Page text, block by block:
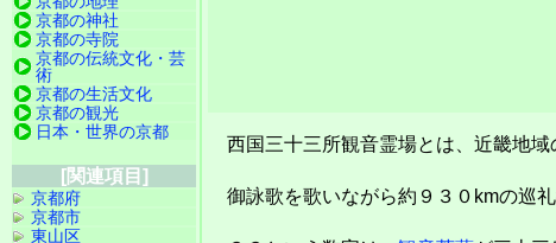
西国三十三所観音霊場とは、近畿地域
御詠歌を歌いながら約９３０kmの巡
京都の神社
京都の寺院
京都の伝統文化・芸
術
京都の生活文化
京都の観光
日本・世界の京都
[関連項目]
京都府
京都市
東山区